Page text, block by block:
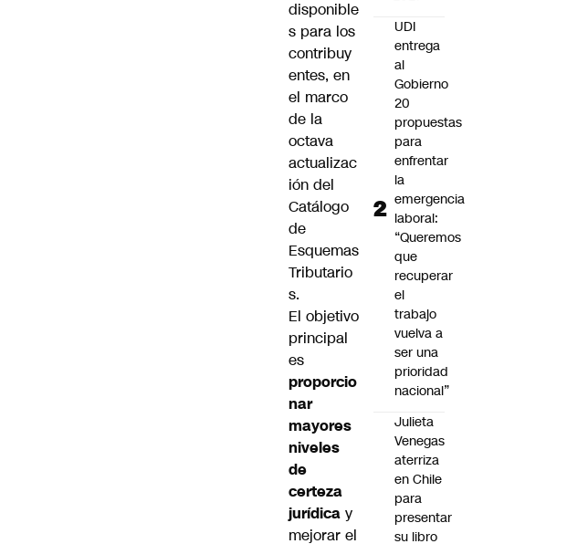
disponible
s para los
contribuy
entes, en
el marco
de la
octava
actualizac
ión del
Catálogo
de
Esquemas
Tributario
s.
El objetivo
principal
es
proporcio
nar
mayores
niveles
de
certeza
jurídica y
mejorar el
UDI
entrega
al
Gobierno
20
propuestas
para
enfrentar
la
emergencia
laboral:
“Queremos
que
recuperar
el
trabajo
vuelva a
ser una
prioridad
nacional”
Julieta
Venegas
aterriza
en Chile
para
presentar
su libro